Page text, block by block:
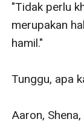
"Tidak perlu
merupakan
hamil."
Tunggu, apa
Aaron,